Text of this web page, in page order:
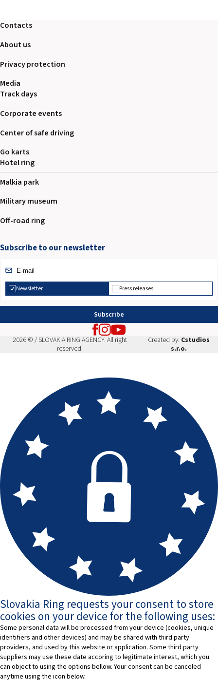
Contacts
About us
Privacy protection
Media
Track days
Corporate events
Center of safe driving
Go karts
Hotel ring
Malkia park
Military museum
Off-road ring
Subscribe to our newsletter
Newsletter Press releases
Subscribe
2026 © / SLOVAKIA RING AGENCY. All right
reserved.
Created by: Cstudios
s.r.o.
Slovakia Ring requests your consent to store
cookies on your device for the following uses:
Some personal data will be processed from your device (cookies, unique
identifiers and other devices) and may be shared with third party
providers, and used by this website or application. Some third party
suppliers may use these date accoring to legitimate interest, which you
can object to using the options bellow. Your consent can be canceled
anytime using the icon below.